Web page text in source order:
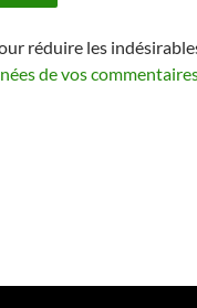
réduire les
de vos